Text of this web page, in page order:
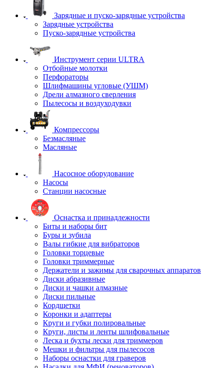
Зарядные и пуско-зарядные устройства
Зарядные устройства
Пуско-зарядные устройства
Инструмент серии ULTRA
Отбойные молотки
Перфораторы
Шлифмашины угловые (УШМ)
Дрели алмазного сверления
Пылесосы и воздуходувки
Компрессоры
Безмасляные
Масляные
Насосное оборудование
Насосы
Станции насосные
Оснастка и принадлежности
Биты и наборы бит
Буры и зубила
Валы гибкие для вибраторов
Головки торцевые
Головки триммерные
Держатели и зажимы для сварочных аппаратов
Диски абразивные
Диски и чашки алмазные
Диски пильные
Кордщетки
Коронки и адаптеры
Круги и губки полировальные
Круги, листы и ленты шлифовальные
Леска и бухты лески для триммеров
Мешки и фильтры для пылесосов
Наборы оснастки для граверов